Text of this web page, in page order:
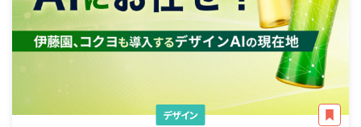
デザイン